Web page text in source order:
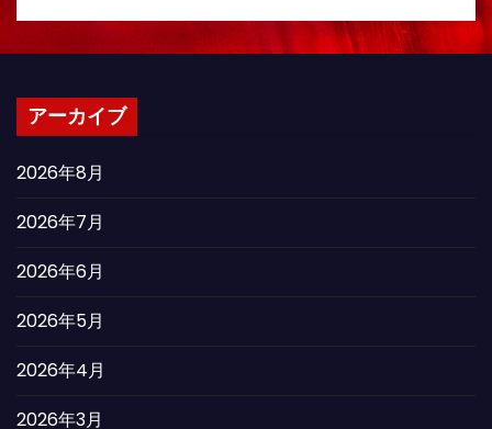
アーカイブ
2026年8月
2026年7月
2026年6月
2026年5月
2026年4月
2026年3月